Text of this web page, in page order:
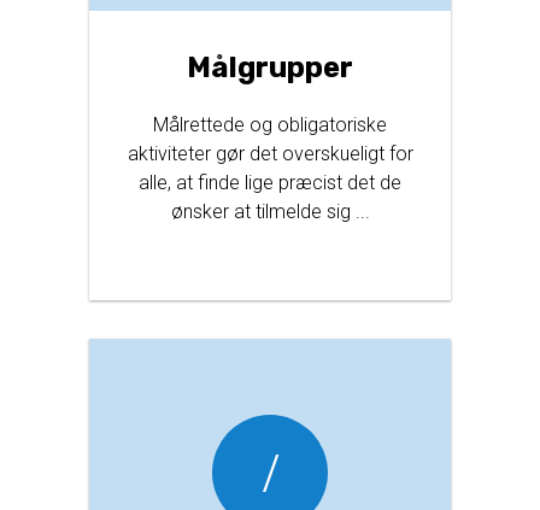
Målgrupper
Målrettede og obligatoriske
aktiviteter gør det overskueligt for
alle, at finde lige præcist det de
ønsker at tilmelde sig ...